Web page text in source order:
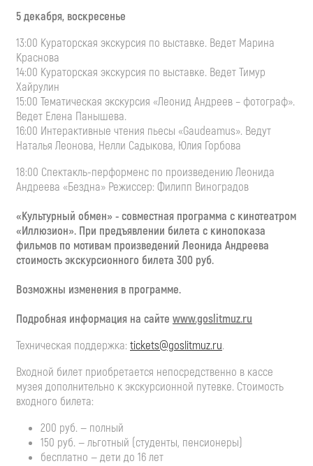
5 декабря, воскресенье
13:00 Кураторская экскурсия по выставке. Ведет Марина
Краснова
14:00 Кураторская экскурсия по выставке. Ведет Тимур
Хайрулин
15:00 Тематическая экскурсия «Леонид Андреев – фотограф».
Ведет Елена Панышева.
16:00 Интерактивные чтения пьесы «Gaudeamus». Ведут
Наталья Леонова, Нелли Садыкова, Юлия Горбова
18:00 Спектакль-перформенс по произведению Леонида
Андреева «Бездна» Режиссер: Филипп Виноградов
«Культурный обмен» - совместная программа с кинотеатром
«Иллюзион». При предъявлении билета с кинопоказа
фильмов по мотивам произведений Леонида Андреева
стоимость экскурсионного билета 300 руб.
Возможны изменения в программе.
Подробная информация на сайте www.goslitmuz.ru
Техническая поддержка: tickets@goslitmuz.ru.
Входной билет приобретается непосредственно в кассе
музея дополнительно к экскурсионной путевке. Стоимость
входного билета:
200 руб. — полный
150 руб. — льготный (студенты, пенсионеры)
бесплатно — дети до 16 лет